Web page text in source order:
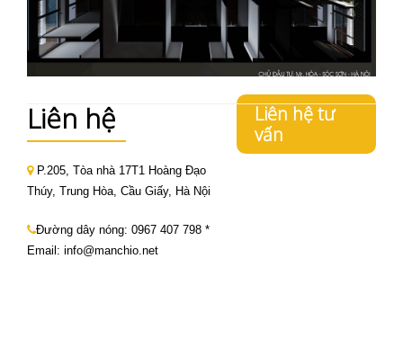
Liên hệ
P.205, Tòa nhà 17T1 Hoàng Đạo
Thúy, Trung Hòa, Cầu Giấy, Hà Nội
Đường dây nóng: 0967 407 798 *
Email: info@manchio.net
Liên hệ tư
vấn